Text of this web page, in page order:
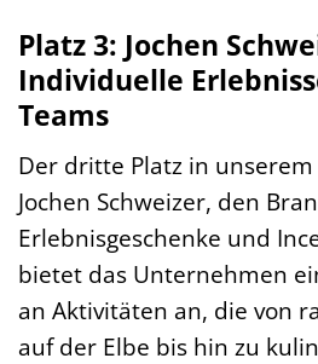
Platz 3: Jochen
Individuelle
Teams
Der dritte Platz in
Jochen Schweizer, den
Erlebnisgeschenke und
bietet das Unternehmen
an Aktivitäten an, die von
auf der Elbe bis hin zu